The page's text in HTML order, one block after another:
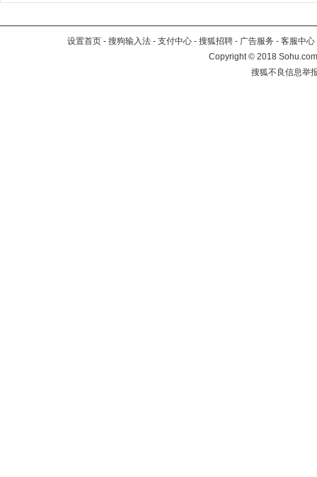
设置首页 - 搜狗输入法 - 支付中心 - 搜狐招聘 - 广告服务 - 客服中心
Copyright©2018
搜狐不良信息举